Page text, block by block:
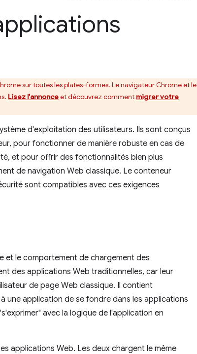
sur toutes les plates-formes. Le navigateur Chrome et le
Lisez l'annonceet découvrez comment migrer votre
d'exploitation des utilisateurs. Ils sont conçus
pour fonctionner de manière robuste en cas de
et pour offrir des fonctionnalités bien plus
de navigation Web classique. Le conteneur
sont compatibles avec ces exigences
et le comportement de chargement des
des applications Web traditionnelles, car leur
de page Web classique. Il contient
une application de se fondre dans les applications
avec la logique de l'application en
applications Web. Les deux chargent le même